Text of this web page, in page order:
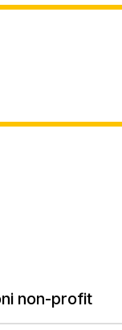
non-profit